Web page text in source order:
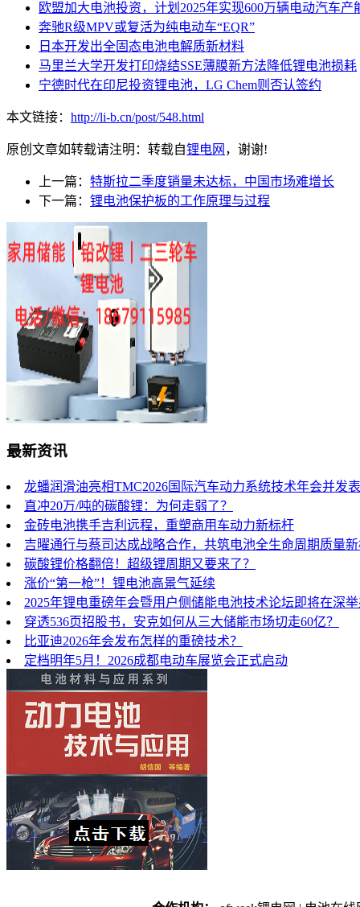
欧盟加大电池投资，计划2025年实现600万辆电动汽车产
奔驰R级MPV或复活为纯电动车“EQR”
日本开发出全固态电池电解质新材料
马里兰大学开发打印烧结SSE薄膜新方法降低锂电池损耗
宁德时代在印尼投资锂电池，LG Chem则否认签约
本文链接： http://li-b.cn/post/548.html
原创文章如转载请注明：转载自锂电网 ，谢谢!
上一篇： 特斯拉二季度销量未达标，中国市场难增长
下一篇： 锂电池保护板的工作原理与过程
最新资讯
龙蟠润滑油亮相TMC2026国际汽车动力系统技术年会并发
直冲20万/吨的碳酸锂：为何走弱了？
金砖电池携手吉利远程，重塑商用车动力新标杆
吉曜通行与蔡司达成战略合作，共筑电池全生命周期质量
碳酸锂价格翻倍！超级锂周期又要来了？
涨价“第一枪”！锂电池高景气延续
2025年锂电重磅年会暨用户侧储能电池技术论坛即将在深
穿透536页招股书，安克如何从三大储能市场切走60亿？
比亚迪2026年会发布怎样的重磅技术？
定档明年5月！2026成都电动车展览会正式启动